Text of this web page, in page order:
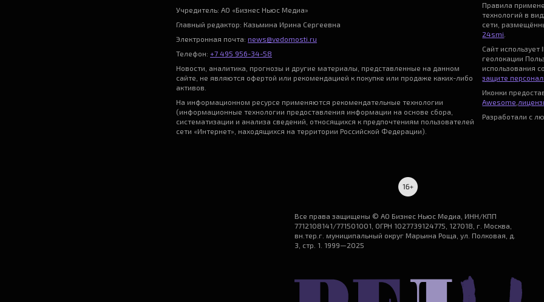
Учредитель: АО «Бизнес Ньюс Медиа»
Главный редактор: Казьмина Ирина Сергеевна
Электронная почта: news@vedomosti.ru
Телефон: +7 495 956-34-58
Новости, аналитика, прогнозы и другие материалы, представленные на данном
сайте, не являются офертой или рекомендацией к покупке или продаже каких-либо
активов.
На информационном ресурсе применяются рекомендательные технологии
(информационные технологии предоставления информации на основе сбора,
систематизации и анализа сведений, относящихся к предпочтениям пользователей
сети «Интернет», находящихся на территории Российской Федерации).
Правила
технологий в
сети,
24smi
Сайт использует
геолокации
использования
защите
Иконки
Awesome
Разработали с
Все права защищены © АО Бизнес Ньюс Медиа, ИНН/КПП
7712108141/771501001, ОГРН 1027739124775, 127018, г. Москва,
вн.тер.г. муниципальный округ Марьина Роща, ул. Полковая, д.
3, стр. 1. 1999—2025